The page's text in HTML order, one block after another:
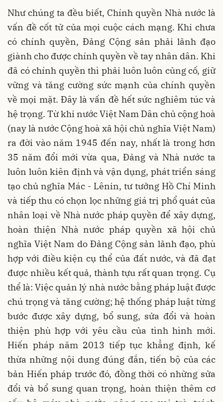
Như chúng ta đều biết, Chính quyền Nhà nước là
vấn đề cốt tử của mọi cuộc cách mạng. Khi chưa
có chính quyền, Đảng Cộng sản phải lãnh đạo
giành cho được chính quyền về tay nhân dân. Khi
đã có chính quyền thì phải luôn luôn củng cố, giữ
vững và tăng cường sức mạnh của chính quyền
về mọi mặt. Đây là vấn đề hết sức nghiêm túc và
hệ trọng. Từ khi nước Việt Nam Dân chủ cộng hoà
(nay là nước Cộng hoà xã hội chủ nghĩa Việt Nam)
ra đời vào năm 1945 đến nay, nhất là trong hơn
35 năm đổi mới vừa qua, Đảng và Nhà nước ta
luôn luôn kiên định và vận dụng, phát triển sáng
tạo chủ nghĩa Mác - Lênin, tư tưởng Hồ Chí Minh
và tiếp thu có chọn lọc những giá trị phổ quát của
nhân loại về Nhà nước pháp quyền để xây dựng,
hoàn thiện Nhà nước pháp quyền xã hội chủ
nghĩa Việt Nam do Đảng Cộng sản lãnh đạo, phù
hợp với điều kiện cụ thể của đất nước, và đã đạt
được nhiều kết quả, thành tựu rất quan trọng. Cụ
thể là: Việc quản lý nhà nước bằng pháp luật được
chú trọng và tăng cường; hệ thống pháp luật từng
bước được xây dựng, bổ sung, sửa đổi và hoàn
thiện phù hợp với yêu cầu của tình hình mới.
Hiến pháp năm 2013 tiếp tục khẳng định, kế
thừa những nội dung đúng đắn, tiến bộ của các
bản Hiến pháp trước đó, đồng thời có những sửa
đổi và bổ sung quan trọng, hoàn thiện thêm cơ